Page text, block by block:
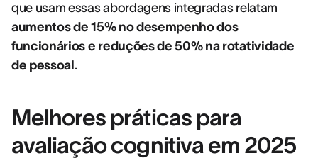
que usam essas abordagens integradas relatam
aumentos de 15% no desempenho dos
funcionários e reduções de 50% na rotatividade
de pessoal.
Melhores práticas para
avaliação cognitiva em 2025